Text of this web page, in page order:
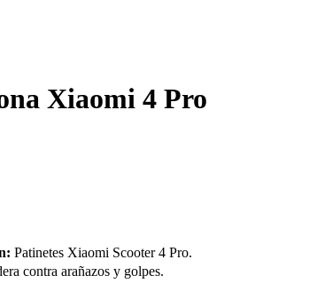
Xiaomi 4 Pro
Patinetes Xiaomi Scooter 4 Pro.
contra arañazos y golpes.